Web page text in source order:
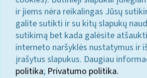
ir jiems nėra reikalingas Jūsų
galite sutikti ir su kitų slapukų
sutikimą bet kada galėsite
interneto naršyklės nustatymus ir
įrašytus slapukus. Daugiau
politika; Privatumo politika.